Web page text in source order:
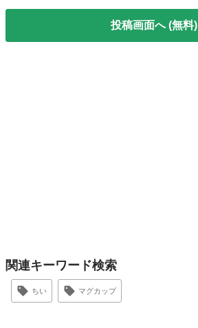
投稿画面へ (無料)
関連キーワード検索
ちい マグカップ